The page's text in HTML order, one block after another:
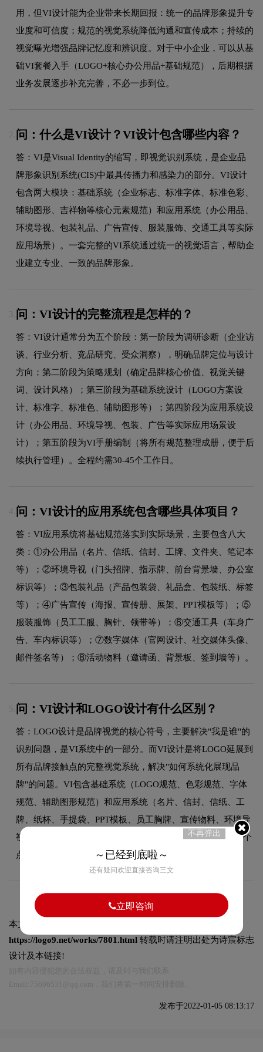
用，但VI设计能为企业带来长期回报：统一的品牌形象提升专
业度和可信度；规范的视觉系统降低沟通和宣传成本；持续的
视觉曝光增强品牌记忆度和辨识度。对于中小企业，可以从基
础VI套餐入手（LOGO+核心办公用品+基础规范），后期根据
业务发展逐步补充完善，不必一步到位。
2. 问：什么是VI设计？VI设计包含哪些内容？
答：VI是Visual Identity的缩写，即视觉识别系统，是企业品
牌形象识别系统(CIS)中最具传播力和感染力的部分。VI设计
包含两大模块：基础系统（企业标志、标准字体、标准色彩、
辅助图形、吉祥物等核心元素规范）和应用系统（办公用品、
环境导视、包装礼品、广告宣传、服装服饰、交通工具等实际
应用场景）。一套完整的VI系统通过统一的视觉语言，帮助企
业建立专业、一致的品牌形象。
3. 问：VI设计的完整流程是怎样的？
答：VI设计通常分为五个阶段：第一阶段为调研诊断（企业访
谈、行业分析、竞品研究、受众洞察），明确品牌定位与设计
方向；第二阶段为策略规划（确定品牌核心价值、视觉关键
词、设计风格）；第三阶段为基础系统设计（LOGO方案设
计、标准字、标准色、辅助图形等）；第四阶段为应用系统设
计（办公用品、环境导视、包装、广告等实际应用场景设
计）；第五阶段为VI手册编制（将所有规范整理成册，便于后
续执行管理）。全程约需30-45个工作日。
4. 问：VI设计的应用系统包含哪些具体项目？
答：VI应用系统将基础规范落实到实际场景，主要包含八大
类：①办公用品（名片、信纸、信封、工牌、文件夹、笔记本
等）；②环境导视（门头招牌、指示牌、前台背景墙、办公室
标识等）；③包装礼品（产品包装袋、礼品盒、包装纸、标签
等）；④广告宣传（海报、宣传册、展架、PPT模板等）；⑤
服装服饰（员工工服、胸针、领带等）；⑥交通工具（车身广
告、车内标识等）；⑦数字媒体（官网设计、社交媒体头像、
邮件签名等）；⑧活动物料（邀请函、背景板、签到墙等）。
5. 问：VI设计和LOGO设计有什么区别？
答：LOGO设计是品牌视觉的核心符号，主要解决"我是谁"的
识别问题，是VI系统中的一部分。而VI设计是将LOGO延展到
所有品牌接触点的完整视觉系统，解决"如何系统化展现品
牌"的问题。VI包含基础系统（LOGO规范、色彩规范、字体
规范、辅助图形规范）和应用系统（名片、信封、信纸、工
牌、纸杯、手提袋、PPT模板、员工胸牌、宣传物料、环境导
视等全套企业视觉物料的设计规范）。简单说，LOGO是一个
点，VI是一个面。
本文标题和链接
https://logo9.net/works/7801.html 转载时请注明出处为诗宸标志
设计及本链接!
发布于2022-01-05 08:13:17
不再弹出
～已经到底啦～
还有疑问欢迎直接咨询三文
立即咨询